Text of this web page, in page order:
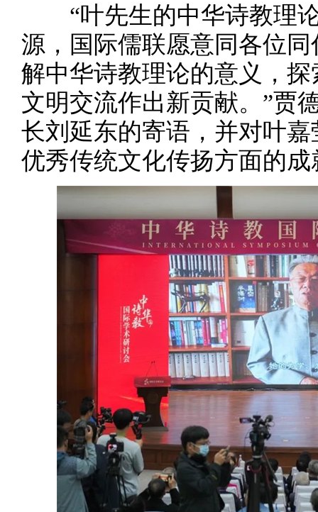
“叶先生的中华诗教理论
源，国际儒联愿意同各位
解中华诗教理论的意义，
文明交流作出新贡献。”贾
长刘延东的寄语，并对叶
优秀传统文化传扬方面的